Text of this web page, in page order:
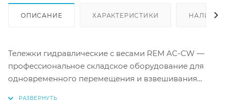
ОПИСАНИЕ ХАРАКТЕРИСТИКИ
Тележки гидравлические с весами REM AC-CW —
профессиональное складское оборудование для
одновременного перемещения и взвешивания